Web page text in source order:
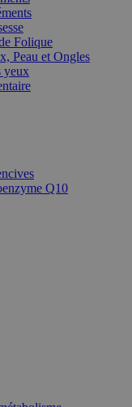
Folique
Peau et Ongles
yeux
Q10